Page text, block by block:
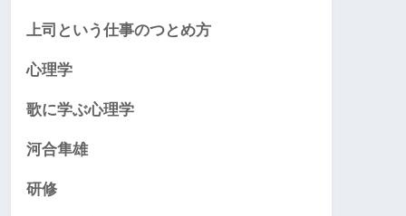
上司という仕事のつとめ方
心理学
歌に学ぶ心理学
河合隼雄
研修